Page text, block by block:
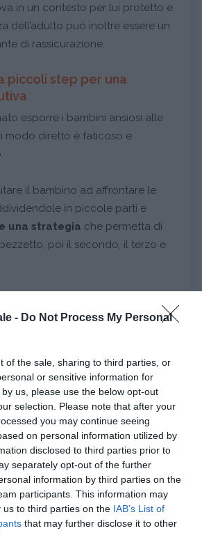
- Do Not Process My Personal
of the sale, sharing to third parties, or
or sensitive information for
us, please use the below opt-out
selection. Please note that after your
you may continue seeing
on personal information utilized by
disclosed to third parties prior to
separately opt-out of the further
information by third parties on the
participants. This information may
us to third parties on the IAB’s List of
that may further disclose it to other
in un contesto per lui protetto e
dell’adulto può inoltre essere un
di rassicurazione.
piccoli step per una
esporre i bambini ansiosi alle
modo diretto è faticoso e
il bambino ad affrontare le
in piccole parti e
una strategia che permetta di
poi il secondo, il terzo e
dalla propria zona di comfort,
condizione
il primo successo, cercare di
ripetere lo stesso step fino a
non si sente sicuro. Da qui
e così via.
un successo, anche
della paura e ansia provata,